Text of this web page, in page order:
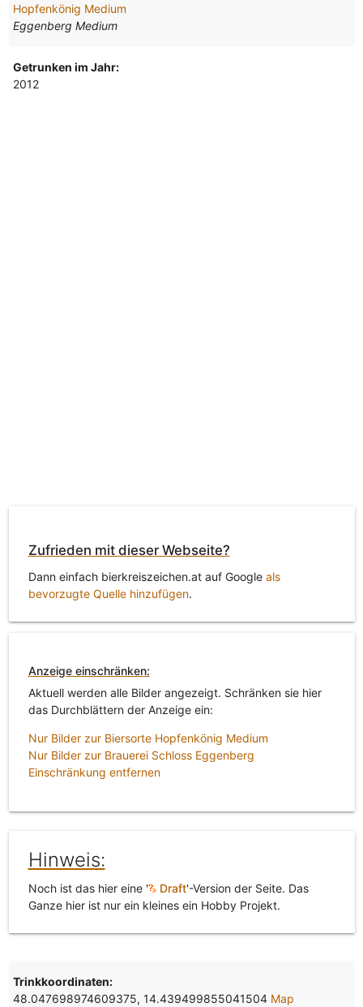
Hopfenkönig Medium
Eggenberg Medium
Getrunken im Jahr:
2012
Zufrieden mit dieser Webseite?
Dann einfach bierkreiszeichen.at auf Google als
bevorzugte Quelle hinzufügen.
Anzeige einschränken:
Aktuell werden alle Bilder angezeigt. Schränken sie hier
das Durchblättern der Anzeige ein:
Nur Bilder zur Biersorte Hopfenkönig Medium
Nur Bilder zur Brauerei Schloss Eggenberg
Einschränkung entfernen
Hinweis:
Noch ist das hier eine ' Draft'-Version der Seite. Das
Ganze hier ist nur ein kleines ein Hobby Projekt.
Trinkkoordinaten:
48.047698974609375, 14.439499855041504 Map